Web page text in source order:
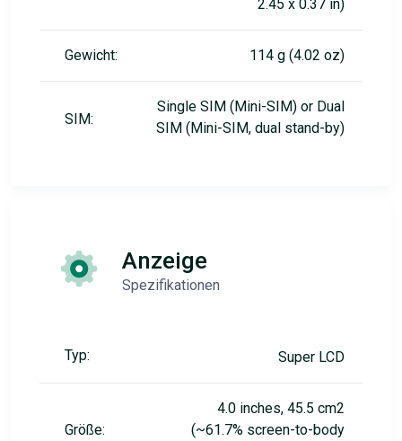
2.45 x 0.37 in)
Gewicht: 114 g (4.02 oz)
SIM:
Single SIM (Mini-SIM) or Dual
SIM (Mini-SIM, dual stand-by)
Anzeige
Spezifikationen
Typ: Super LCD
Größe:
4.0 inches, 45.5 cm2
(~61.7% screen-to-body